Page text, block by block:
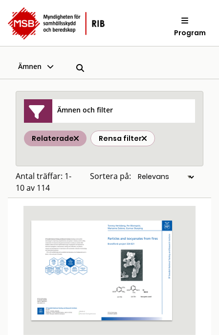
Program
Ämnen
Ämnen och filter
Relaterade Rensa filter
Antal träffar: 1-
10 av 114
Sortera på: